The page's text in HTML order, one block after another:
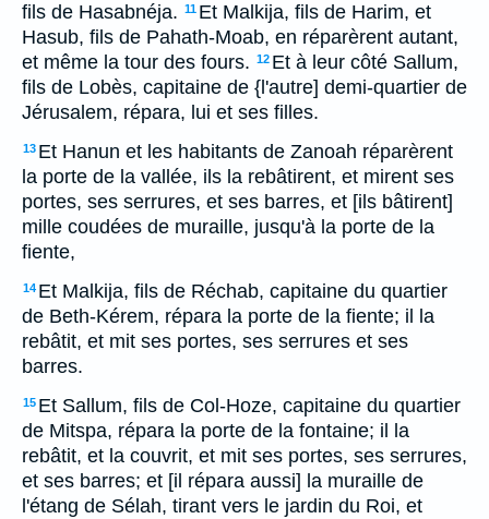
fils de Hasabnéja. 11 Et Malkija, fils de Harim, et
Hasub, fils de Pahath-Moab, en réparèrent autant,
et même la tour des fours. 12 Et à leur côté Sallum,
fils de Lobès, capitaine de {l'autre] demi-quartier de
Jérusalem, répara, lui et ses filles.
13 Et Hanun et les habitants de Zanoah réparèrent
la porte de la vallée, ils la rebâtirent, et mirent ses
portes, ses serrures, et ses barres, et [ils bâtirent]
mille coudées de muraille, jusqu'à la porte de la
fiente,
14 Et Malkija, fils de Réchab, capitaine du quartier
de Beth-Kérem, répara la porte de la fiente; il la
rebâtit, et mit ses portes, ses serrures et ses
barres.
15 Et Sallum, fils de Col-Hoze, capitaine du quartier
de Mitspa, répara la porte de la fontaine; il la
rebâtit, et la couvrit, et mit ses portes, ses serrures,
et ses barres; et [il répara aussi] la muraille de
l'étang de Sélah, tirant vers le jardin du Roi, et